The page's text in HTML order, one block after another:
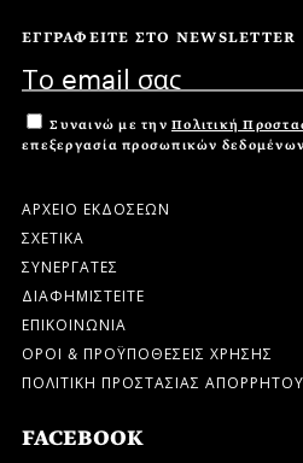
ΕΓΓΡΑΦΕΙΤΕ ΣΤΟ NEWSLETTER
Συναινώ με την Πολιτική
επεξεργασία προσωπικών
ΑΡΧΕΙΟ ΕΚΔΟΣΕΩΝ
ΣΧΕΤΙΚΑ
ΣΥΝΕΡΓΑΤΕΣ
ΔΙΑΦΗΜΙΣΤΕΙΤΕ
ΕΠΙΚΟΙΝΩΝΙΑ
ΟΡΟΙ & ΠΡΟΫΠΟΘΕΣΕΙΣ ΧΡΗΣΗΣ
ΠΟΛΙΤΙΚΗ ΠΡΟΣΤΑΣΙΑΣ ΑΠΟΡΡΗΤΟΥ
FACEBOOK